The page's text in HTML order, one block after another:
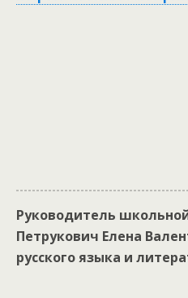
Руководитель
Петрукович Елена
русского языка и